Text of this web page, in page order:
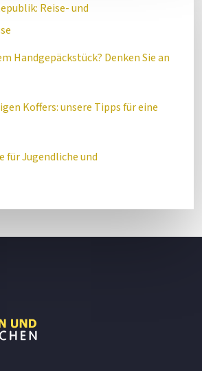
Reise- und
Handgepäckstück? Denken Sie an
Koffers: unsere Tipps für eine
für Jugendliche und